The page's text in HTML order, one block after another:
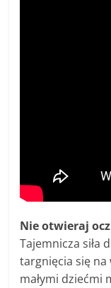
Nie otwieraj
Tajemnicza siła
targnięcia się na
małymi dziećmi